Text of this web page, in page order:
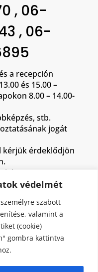
védelmét
szabott
valamint a
(cookie)
gombra kattintva
, 06-
, 06-
a recepción
és 15.00 –
8.00 – 14.00-
stb.
jogát
kérjük érdeklődjön
,
magával.
es és 234-es
07.00 – 16.00 –
-ig.